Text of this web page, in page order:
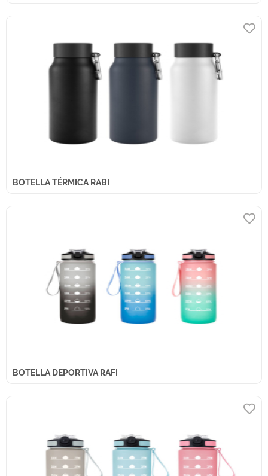
BOTELLA TÉRMICA RABI
BOTELLA DEPORTIVA RAFI